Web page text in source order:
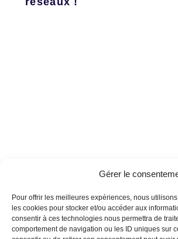
Gérer le
Pour offrir les meilleures expériences, nous
les cookies pour stocker et/ou accéder aux
consentir à ces technologies nous permettra de
comportement de navigation ou les ID uniques sur